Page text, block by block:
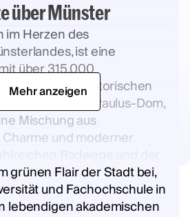
über Münster
im Herzen des
ist eine
über 315.000
für seine historischen
wie dem St. Paulus-Dom,
Mischung aus
und moderner
grünen Flair der Stadt bei,
und Fachochschule in
lebendigen akademischen
Mehr anzeigen